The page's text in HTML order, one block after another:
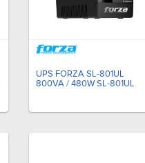
UPS FORZA SL-801UL
800VA / 480W SL-801UL